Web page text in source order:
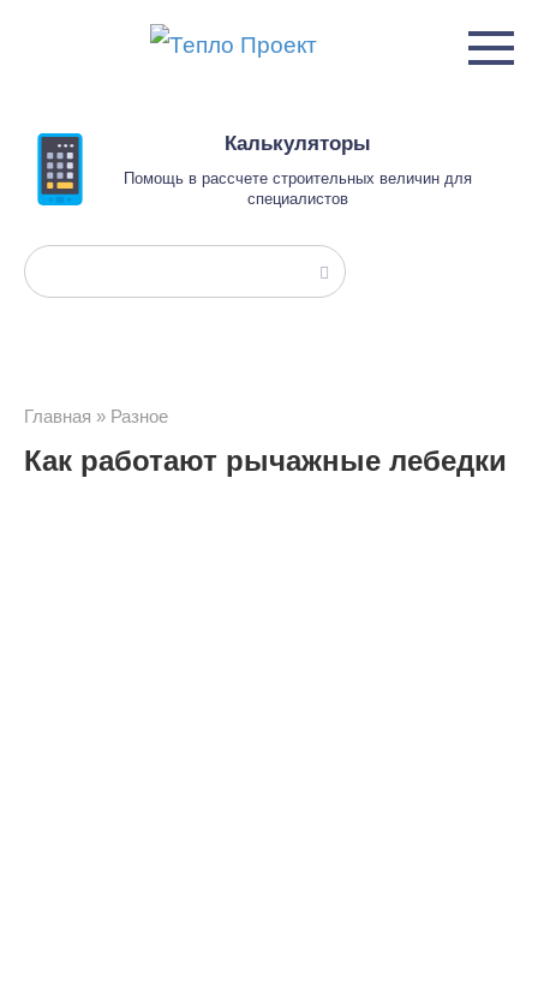
Калькуляторы
Помощь в рассчете строительных величин для
специалистов
Поиск:
Главная » Разное
Как работают рычажные лебедки